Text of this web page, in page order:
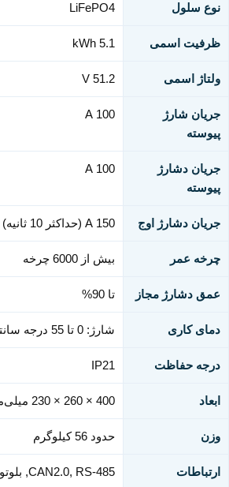
نوع سلول LiFePO4
ظرفیت اسمی 5.1 kWh
ولتاژ اسمی 51.2 V
جریان شارژ
پیوسته
100 A
جریان دشارژ
پیوسته
100 A
جریان دشارژ اوج 150 A (حداکثر 10 ثانیه)
چرخه عمر بیش از 6000 چرخه
عمق دشارژ مجاز تا 90%
دمای کاری شارژ: 0 تا 55 درجه سانتی‌گراد
درجه حفاظت IP21
ابعاد 400 × 260 × 230 میلی‌متر
وزن حدود 56 کیلوگرم
ارتباطات CAN2.0, RS-485, بلوتوث